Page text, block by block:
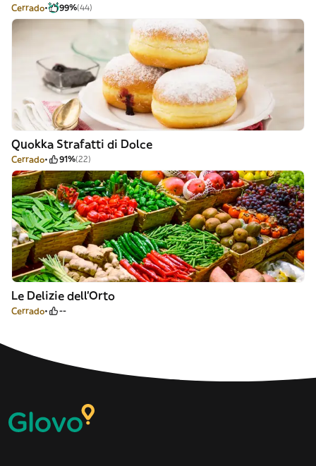
Cerrado 99%(44)
Quokka Strafatti di Dolce
Cerrado 91%(22)
Le Delizie dell’Orto
Cerrado --